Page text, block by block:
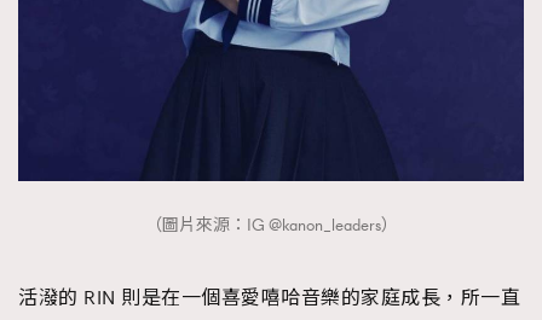
（圖片來源：IG @kanon_leaders）
活潑的 RIN 則是在一個喜愛嘻哈音樂的家庭成長，所一直